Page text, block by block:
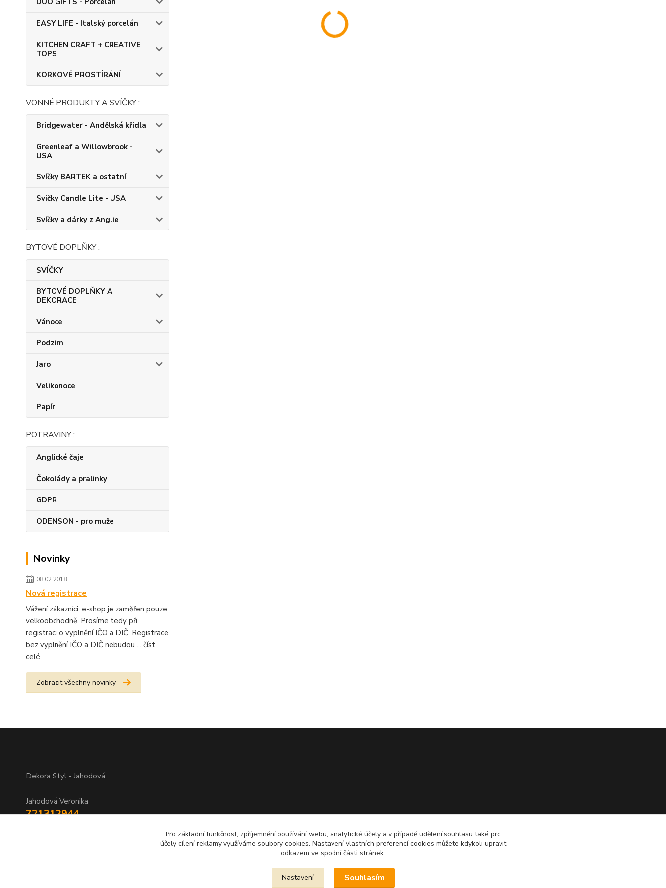
DUO GIFTS - Porcelán
EASY LIFE - Italský porcelán
KITCHEN CRAFT + CREATIVE
TOPS
KORKOVÉ PROSTÍRÁNÍ
VONNÉ PRODUKTY A SVÍČKY :
Bridgewater - Andělská křídla
Greenleaf a Willowbrook -
USA
Svíčky BARTEK a ostatní
Svíčky Candle Lite - USA
Svíčky a dárky z Anglie
BYTOVÉ DOPLŇKY :
SVÍČKY
BYTOVÉ DOPLŇKY A
DEKORACE
Vánoce
Podzim
Jaro
Velikonoce
Papír
POTRAVINY :
Anglické čaje
Čokolády a pralinky
GDPR
ODENSON - pro muže
Novinky
08.02.2018
Nová registrace
Vážení zákazníci, e-shop je zaměřen pouze
velkoobchodně. Prosíme tedy při
registraci o vyplnění IČO a DIČ. Registrace
bez vyplnění IČO a DIČ nebudou ... číst
celé
Zobrazit všechny novinky
Dekora Styl - Jahodová
Jahodová Veronika
721312944
Pro základní funkčnost, zpříjemnění používání webu, analytické účely a v případě udělení souhlasu také pro
účely cílení reklamy využíváme soubory cookies. Nastavení vlastních preferencí cookies můžete kdykoli upravit
odkazem ve spodní části stránek.
Nastavení Souhlasím